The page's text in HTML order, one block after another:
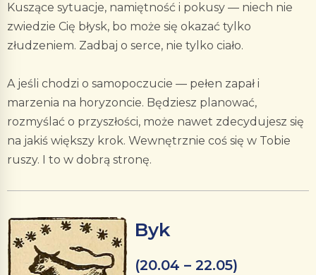
Kuszące sytuacje, namiętność i pokusy — niech nie
zwiedzie Cię błysk, bo może się okazać tylko
złudzeniem. Zadbaj o serce, nie tylko ciało.
A jeśli chodzi o samopoczucie — pełen zapał i
marzenia na horyzoncie. Będziesz planować,
rozmyślać o przyszłości, może nawet zdecydujesz się
na jakiś większy krok. Wewnętrznie coś się w Tobie
ruszy. I to w dobrą stronę.
Byk
(20.04 – 22.05)